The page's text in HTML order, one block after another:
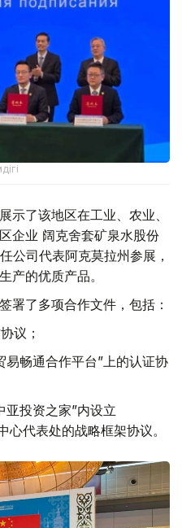
示了该地区在工业、农业、
企业 阔克舍套矿泉水股份
公司代表阿克莫拉州参展，
产的优质产品。
署了多项合作文件，包括：
议；
畅通合作平台”上的认证协
亚投资之家”内设立
代表处的战略框架协议。